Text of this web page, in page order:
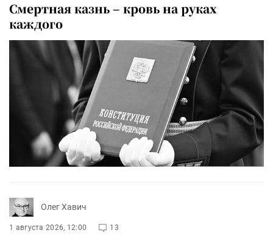
Смертная казнь – кровь на руках
каждого
Олег Хавич
1 августа 2026, 12:00 13